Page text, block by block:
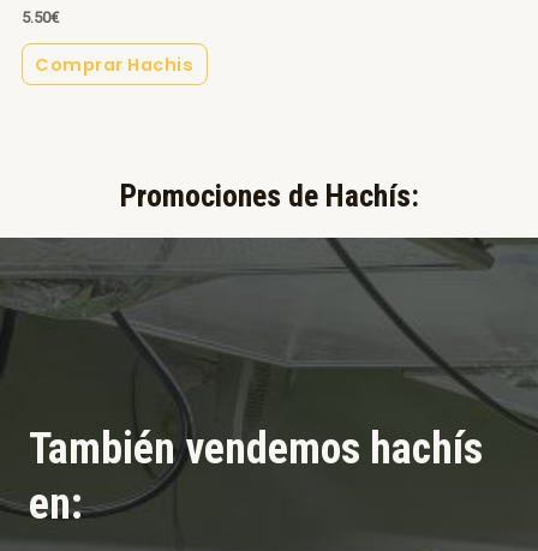
5.50€
Comprar Hachis
Promociones de Hachís:​
También vendemos hachís
en: